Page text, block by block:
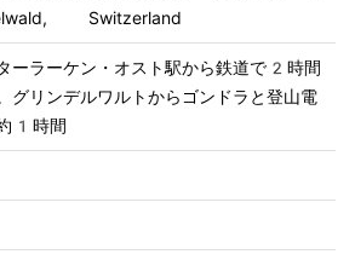
Switzerland
ーラーケン・オスト駅から鉄道で2時間
グリンデルワルトからゴンドラと登山電
1時間